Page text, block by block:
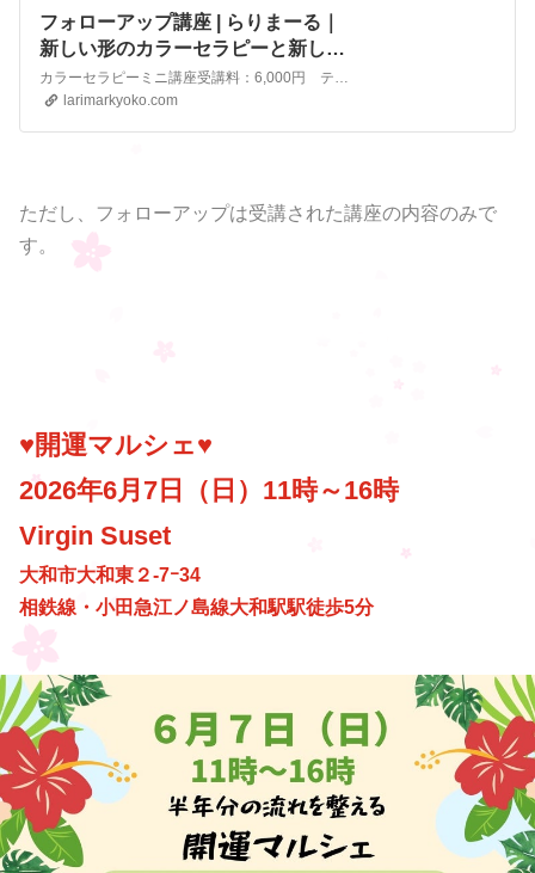
フォローアップ講座 | らりまーる｜
新しい形のカラーセラピーと新しい
数秘術のサロン
larimarkyoko.com
ただし、フォローアップは受講された講座の内容のみで
す。
♥開運マルシェ♥
2026年6月7日（日）11時～16時
Virgin Suset
大和市大和東２-7ｰ34
相鉄線・小田急江ノ島線大和駅駅徒歩5分